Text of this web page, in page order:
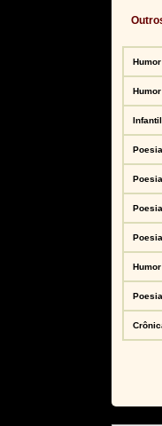
Humor
Humor
Infantil
Humor